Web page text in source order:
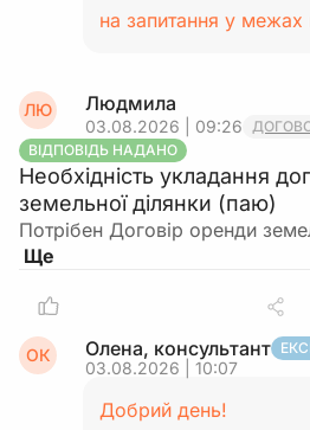
на запитання у
ЛЮ Людмила
03.08.2026 | 09:26
ВІДПОВІДЬ НАДАНО
Необхідність укладання
земельної ділянки (паю)
Потрібен Договір оренди
ОК Олена, консультант
03.08.2026 | 10:07
Добрий день!